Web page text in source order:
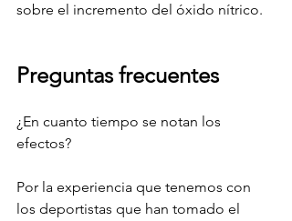
sobre el incremento del óxido nítrico.
Preguntas frecuentes
¿En cuanto tiempo se notan los
efectos?
Por la experiencia que tenemos con
los deportistas que han tomado el